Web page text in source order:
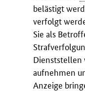
belästigt
verfolgt
Sie als
Dienststellen
aufnehmen
Anzeige